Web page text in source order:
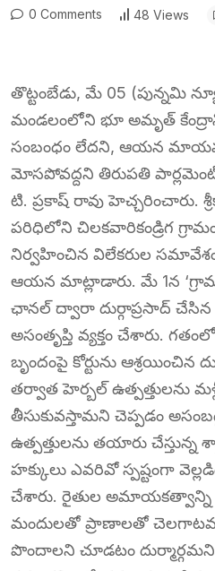
0 Comments 48 Views
తొట్టంబేడు, మే 05 (పున్నమి
మండలంలోని భూ అమృత్
సంబంధం లేదని, ఆయన
మోసపోవద్దని తిరుపతి పార్లమెంట్
టి. ప్రకాష్ రావు హెచ్చరించారు.
పరిధిలోని చిలకవారికండ్రిగ
నిర్వహించిన విలేకరుల
ఆయన మాట్లాడారు. మే 1న
ఛానల్ ద్వారా దుర్గాప్రసాద్ చేసిన
అసంతృప్తి వ్యక్తం చేశారు. గతంలో
బృందంపై కోర్టును ఆశ్రయించిన
తర్వాత హెర్బల్ ఉత్పత్తులను
తీసుకువస్తామని చెప్పడం
ఉత్పత్తులను తయారు చేస్తున్న
హక్కులు ఎవరివో స్పష్టంగా
చేశారు. రైతుల అమాయకత్వాన్ని
మందులతో ప్రాణాలతో
పొందాలని చూడటం దుర్మార్గమని